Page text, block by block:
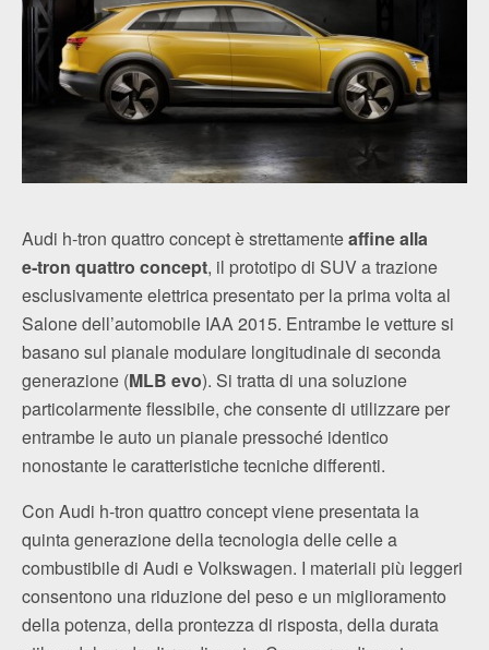
Audi h‑tron quattro concept è strettamenteaffine alla
e‑tron quattro concept, il prototipo di SUV a trazione
esclusivamente elettrica presentato per la prima volta al
Salone dell’automobile IAA 2015. Entrambe le vetture si
basano sul pianale modulare longitudinale di seconda
generazione (MLB evo). Si tratta di una soluzione
particolarmente flessibile, che consente di utilizzare per
entrambe le auto un pianale pressoché identico
nonostante le caratteristiche tecniche differenti.
Con Audi h‑tron quattro concept viene presentata la
quinta generazione della tecnologia delle celle a
combustibile di Audi e Volkswagen. I materiali più leggeri
consentono una riduzione del peso e un miglioramento
della potenza, della prontezza di risposta, della durata